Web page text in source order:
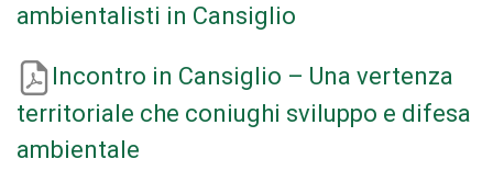
ambientalisti in Cansiglio
Incontro in Cansiglio – Una vertenza
territoriale che coniughi sviluppo e difesa
ambientale